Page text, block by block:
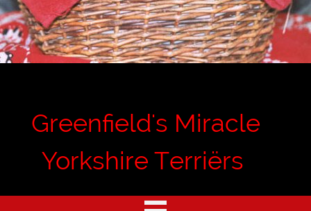
Greenfield's Miracle
Yorkshire Terriërs